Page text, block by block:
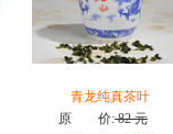
青龙纯真茶叶
原 价:82 元